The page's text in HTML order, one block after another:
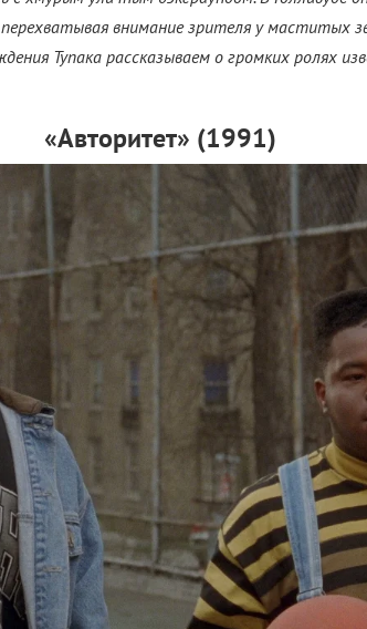
внимание зрителя у маститых
Тупака рассказываем о громких ролях
«Авторитет» (1991)